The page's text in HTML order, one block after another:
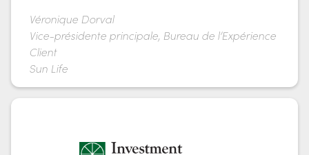
Véronique Dorval
Vice-présidente principale, Bureau de l’Expérience
Client
Sun Life